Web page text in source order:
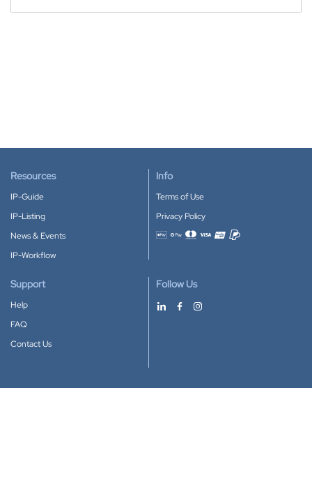
Resources
IP-Guide
IP-Listing
News & Events
IP-Workflow
Info
Terms of Use
Privacy Policy
Accepted payment methods
Support
Help
FAQ
Contact Us
Follow Us